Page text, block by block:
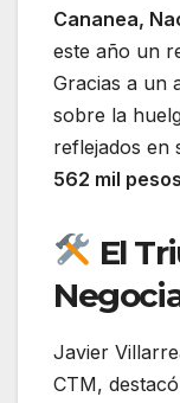
Cananea,
este año un
Gracias a un
sobre la
reflejados en
562 mil
El
Javier
CTM,